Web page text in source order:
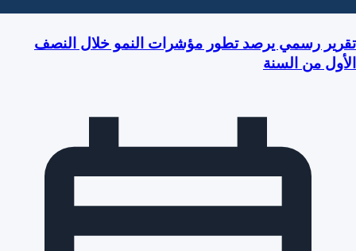
تقرير رسمي يرصد تطور مؤشرات النمو خلال النصف
الأول من السنة